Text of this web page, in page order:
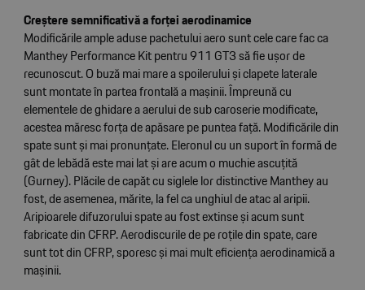
Creștere semnificativă a forței aerodinamice
Modificările ample aduse pachetului aero sunt cele care fac ca
Manthey Performance Kit pentru 911 GT3 să fie ușor de
recunoscut. O buză mai mare a spoilerului și clapete laterale
sunt montate în partea frontală a mașinii. Împreună cu
elementele de ghidare a aerului de sub caroserie modificate,
acestea măresc forța de apăsare pe puntea față. Modificările din
spate sunt și mai pronunțate. Eleronul cu un suport în formă de
gât de lebădă este mai lat și are acum o muchie ascuțită
(Gurney). Plăcile de capăt cu siglele lor distinctive Manthey au
fost, de asemenea, mărite, la fel ca unghiul de atac al aripii.
Aripioarele difuzorului spate au fost extinse și acum sunt
fabricate din CFRP. Aerodiscurile de pe roțile din spate, care
sunt tot din CFRP, sporesc și mai mult eficiența aerodinamică a
mașinii.